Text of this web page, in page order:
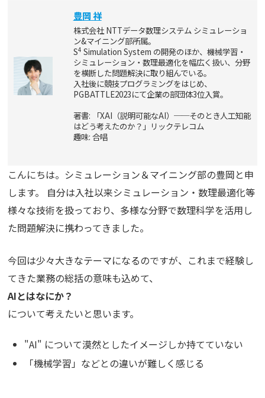
豊岡 祥
株式会社 NTTデータ数理システム シミュレーショ
ン&マイニング部所属。
S4 Simulation System の開発のほか、機械学習・
シミュレーション・数理最適化を幅広く扱い、分野
を横断した問題解決に取り組んでいる。
入社後に競技プログラミングをはじめ、
PGBATTLE2023にて企業の部団体3位入賞。
著書: 「XAI（説明可能なAI）──そのとき人工知能
はどう考えたのか？」リックテレコム
趣味: 合唱
こんにちは。シミュレーション＆マイニング部の豊岡と申
します。 自分は入社以来シミュレーション・数理最適化等
様々な技術を扱っており、多様な分野で数理科学を活用し
た問題解決に携わってきました。
今回は少々大きなテーマになるのですが、これまで経験し
てきた業務の総括の意味も込めて、
AIとはなにか？
について考えたいと思います。
"AI" について漠然としたイメージしか持てていない
「機械学習」などとの違いが難しく感じる